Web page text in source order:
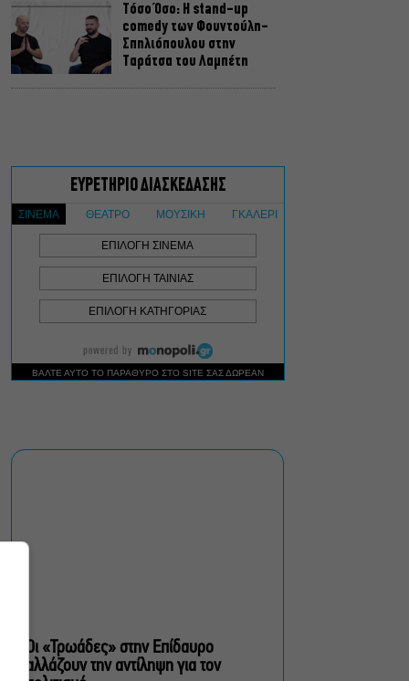
Τόσο Όσο: Η stand-up
comedy των Φουντούλη-
Σπηλιόπουλου στην
Ταράτσα του Λαμπέτη
σινεμά στην Ταράτσα του
Λαμπέτη
Η συναυλιακή σεζόν
κορυφώνεται τον
Σεπτέμβριο
Τουλάχιστον 1.500 έλεγχοι
σε 300 παραλίες –
Πρόστιμα έως 73.000€ για
αυθαίρετες καταλήψεις
Πέντε διηγήματα του
Οι «Τρωάδες» στην Επίδαυρο
αλλάζουν την αντίληψη για τον